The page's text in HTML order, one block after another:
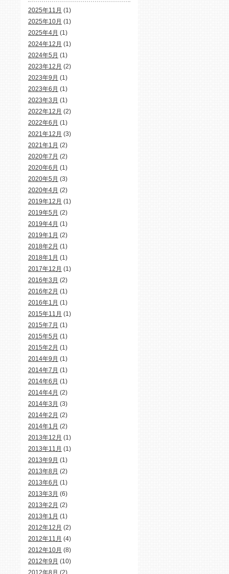
2025年11月 (1)
2025年10月 (1)
2025年4月 (1)
2024年12月 (1)
2024年5月 (1)
2023年12月 (2)
2023年9月 (1)
2023年6月 (1)
2023年3月 (1)
2022年12月 (2)
2022年6月 (1)
2021年12月 (3)
2021年1月 (2)
2020年7月 (2)
2020年6月 (1)
2020年5月 (3)
2020年4月 (2)
2019年12月 (1)
2019年5月 (2)
2019年4月 (1)
2019年1月 (2)
2018年2月 (1)
2018年1月 (1)
2017年12月 (1)
2016年3月 (2)
2016年2月 (1)
2016年1月 (1)
2015年11月 (1)
2015年7月 (1)
2015年5月 (1)
2015年2月 (1)
2014年9月 (1)
2014年7月 (1)
2014年6月 (1)
2014年4月 (2)
2014年3月 (3)
2014年2月 (2)
2014年1月 (2)
2013年12月 (1)
2013年11月 (1)
2013年9月 (1)
2013年8月 (2)
2013年6月 (1)
2013年3月 (6)
2013年2月 (2)
2013年1月 (1)
2012年12月 (2)
2012年11月 (4)
2012年10月 (8)
2012年9月 (10)
2012年8月 (2)